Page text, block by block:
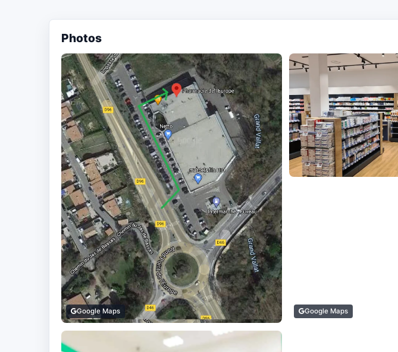
Photos
Google Maps Google Maps